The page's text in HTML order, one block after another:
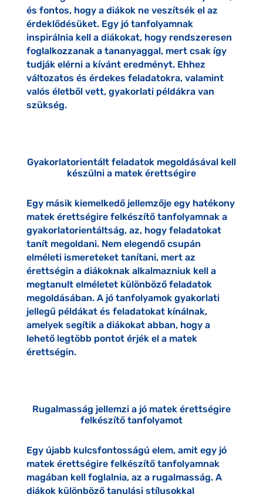
és fontos, hogy a diákok ne veszítsék el az
érdeklődésüket. Egy jó tanfolyamnak
inspirálnia kell a diákokat, hogy rendszeresen
foglalkozzanak a tananyaggal, mert csak így
tudják elérni a kívánt eredményt. Ehhez
változatos és érdekes feladatokra, valamint
valós életből vett, gyakorlati példákra van
szükség.
Gyakorlatorientált feladatok megoldásával kell
készülni a matek érettségire
Egy másik kiemelkedő jellemzője egy hatékony
matek érettségire felkészítő tanfolyamnak a
gyakorlatorientáltság, az, hogy feladatokat
tanít megoldani. Nem elegendő csupán
elméleti ismereteket tanítani, mert az
érettségin a diákoknak alkalmazniuk kell a
megtanult elméletet különböző feladatok
megoldásában. A jó tanfolyamok gyakorlati
jellegű példákat és feladatokat kínálnak,
amelyek segítik a diákokat abban, hogy a
lehető legtöbb pontot érjék el a matek
érettségin.
Rugalmasság jellemzi a jó matek érettségire
felkészítő tanfolyamot
Egy újabb kulcsfontosságú elem, amit egy jó
matek érettségire felkészítő tanfolyamnak
magában kell foglalnia, az a rugalmasság. A
diákok különböző tanulási stílusokkal